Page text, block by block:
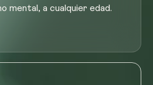
mental, a cualquier edad.